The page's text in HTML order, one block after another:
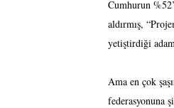
Cumhurun
aldırmış,
yetiştirdiği
Ama en çok
federasyonuna